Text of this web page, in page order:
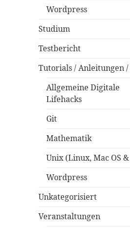
Wordpress
Studium
Testbericht
Tutorials / Anleitungen
Allgemeine Digitale
Lifehacks
Git
Mathematik
Unix (Linux, Mac OS &
Wordpress
Unkategorisiert
Veranstaltungen